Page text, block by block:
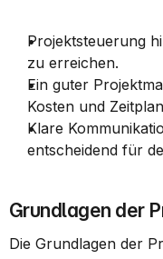
Projektsteuerung
zu erreichen.
Ein guter
Kosten und
Klare
entscheidend für
Grundlagen der
Die Grundlagen der